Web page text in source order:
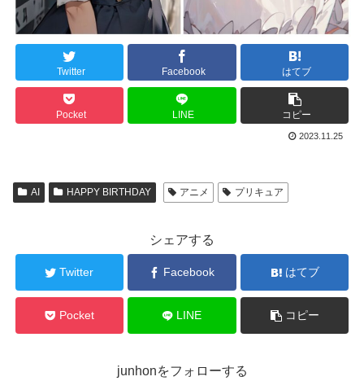
Twitter Facebook はてブ
Pocket LINE コピー
2023.11.25
AI HAPPY BIRTHDAY アニメ プリキュア
シェアする
Twitter Facebook はてブ
Pocket LINE コピー
junhonをフォローする